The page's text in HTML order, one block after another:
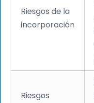
Riesgos de la
incorporación
Riesgos